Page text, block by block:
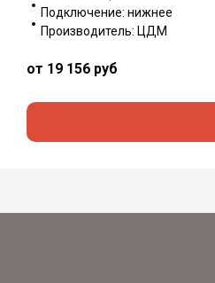
Подключение: нижнее
Производитель: ЦДМ
от 19 156 руб